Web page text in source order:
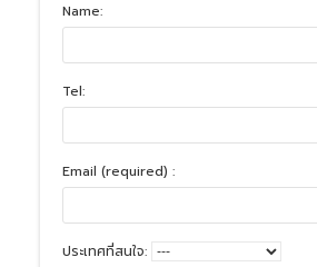
Name:
Tel:
Email (required) :
ประเทศที่สนใจ: